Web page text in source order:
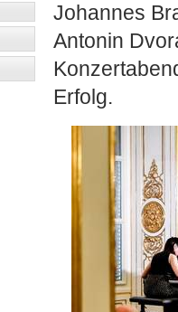
Johannes
Antonin
Erfolg.